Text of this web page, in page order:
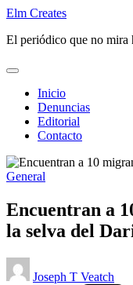
Saltar
contenido
Elm Creates
El periódico que no mira
Inicio
Denuncias
Editorial
Contacto
Publicado
General
Encuentran a
la selva del
Publicado
por
Joseph T Veatch